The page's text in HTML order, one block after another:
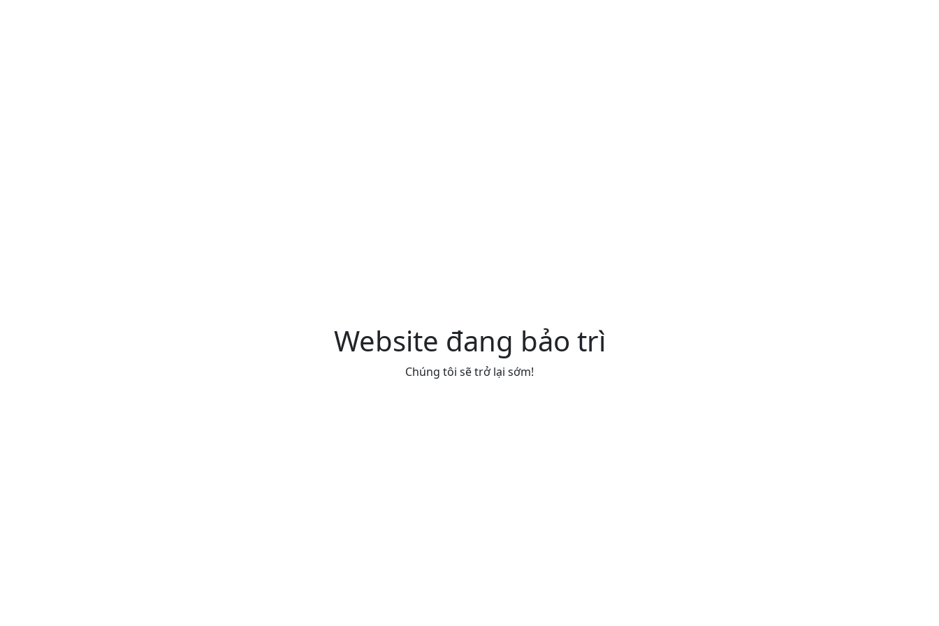
Website đang bảo trì
Chúng tôi sẽ trở lại sớm!